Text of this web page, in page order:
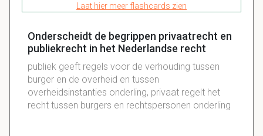
Laat hier meer flashcards zien
Onderscheidt de begrippen privaatrecht en
publiekrecht in het Nederlandse recht
publiek geeft regels voor de verhouding tussen
burger en de overheid en tussen
overheidsinstanties onderling, privaat regelt het
recht tussen burgers en rechtspersonen onderling